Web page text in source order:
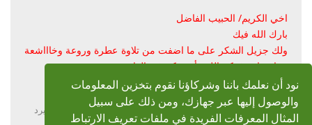
نود أن نعلمك باننا وشركاؤنا نقوم بتخزين المعلومات
والوصول إليها عبر جهازك، ومن ذلك على سبيل
المثال المعرفات الفريدة في ملفات تعريف الارتباط
اخي الكريم/ الحبيب الفاضل
بارك الله فيك
ولك جزيل الشكر على ما اضفت من تلاوة عطرة وروعة وخاااشعة
جدا جدا...وفقكم الله وأسعدكم في الدارين
دمتم بخير
يرد